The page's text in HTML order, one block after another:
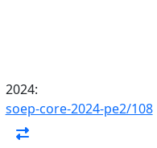
2024:
soep-core-2024-pe2/108